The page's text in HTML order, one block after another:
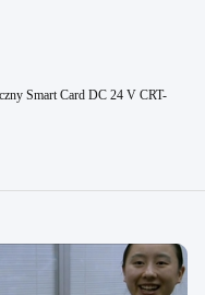
Smart Card DC 24 V CRT-